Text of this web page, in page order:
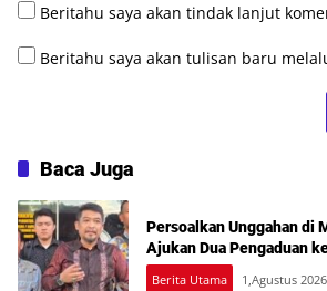
Beritahu saya akan tindak lanjut
Beritahu saya akan tulisan baru
Baca Juga
Persoalkan Unggahan di
Ajukan Dua Pengaduan
Berita Utama 1,Agustus